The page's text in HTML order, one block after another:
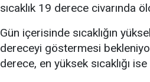
sıcaklık 19 derece civarında
Gün içerisinde sıcaklığın
dereceyi göstermesi
derece, en yüksek sıcaklığı